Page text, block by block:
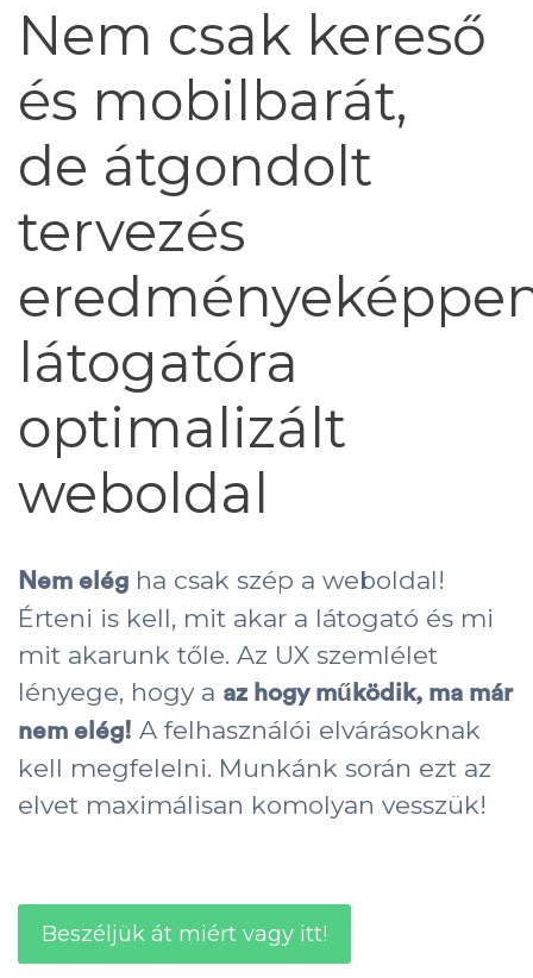
Nem csak kereső
és mobilbarát,
de átgondolt
tervezés
látogatóra
optimalizált
weboldal
Nem elég ha csak szép a weboldal!
Érteni is kell, mit akar a látogató és mi
mit akarunk tőle. Az UX szemlélet
lényege, hogy a az hogy működik, ma már
nem elég! A felhasználói elvárásoknak
kell megfelelni. Munkánk során ezt az
elvet maximálisan komolyan vesszük!
Beszéljük át miért vagy itt!